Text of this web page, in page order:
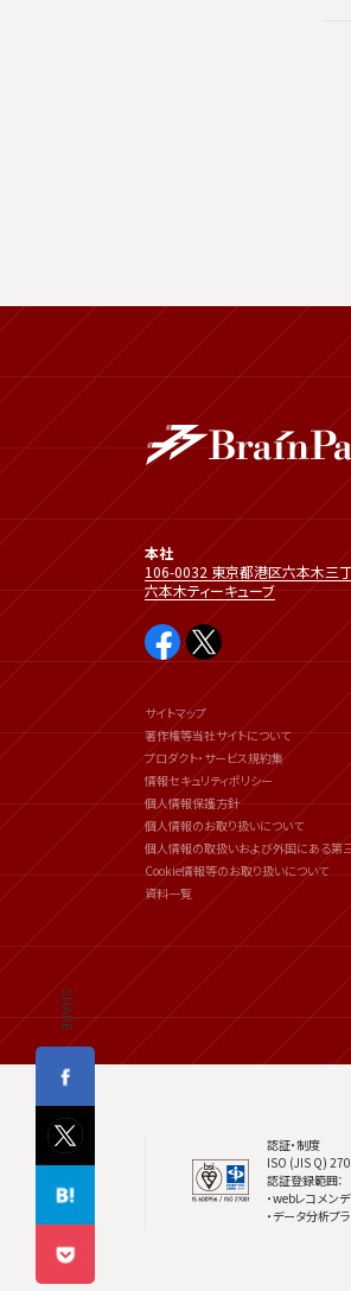
SHARE
本社
106-0032 東京都港区六本木三
六本木ティーキューブ
サイトマップ
著作権等当社サイトについて
プロダクト・サービス規約集
情報セキュリティポリシー
個人情報保護方針
個人情報のお取り扱いについて
個人情報の取扱いおよび外国にある第
Cookie情報等のお取り扱いについて
資料一覧
認証・制度
ISO (JIS Q)
認証登録範囲：
・webレコメン
・データ分析プ